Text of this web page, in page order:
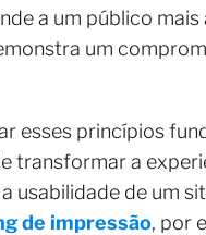
a um público mais
um
esses princípios
transformar a
usabilidade de um
de impressão, por